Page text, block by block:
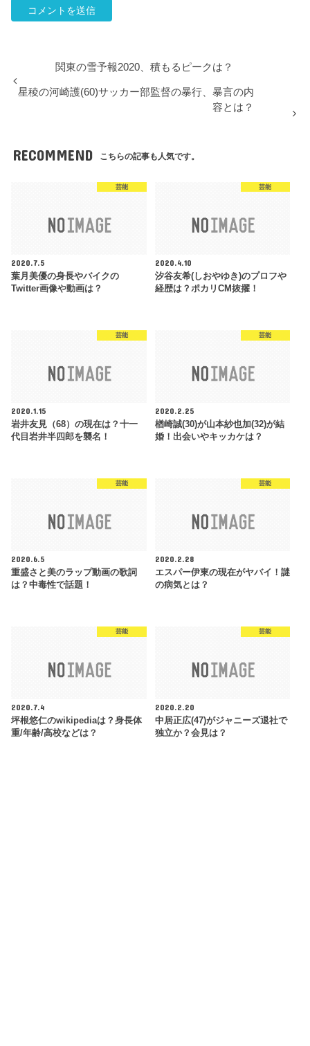
関東の雪予報2020、積もるピークは？
星稜の河崎護(60)サッカー部監督の暴行、暴言の内
容とは？
RECOMMEND こちらの記事も人気です。
芸能
2020.7.5
葉月美優の身長やバイクの
Twitter画像や動画は？
芸能
2020.4.10
汐谷友希(しおやゆき)のプロフや
経歴は？ポカリCM抜擢！
芸能
2020.1.15
岩井友見（68）の現在は？十一
代目岩井半四郎を襲名！
芸能
2020.2.25
楢崎誠(30)が山本紗也加(32)が結
婚！出会いやキッカケは？
芸能
2020.6.5
重盛さと美のラップ動画の歌詞
は？中毒性で話題！
芸能
2020.2.28
エスパー伊東の現在がヤバイ！謎
の病気とは？
芸能
2020.7.4
坪根悠仁のwikipediaは？身長体
重/年齢/高校などは？
芸能
2020.2.20
中居正広(47)がジャニーズ退社で
独立か？会見は？